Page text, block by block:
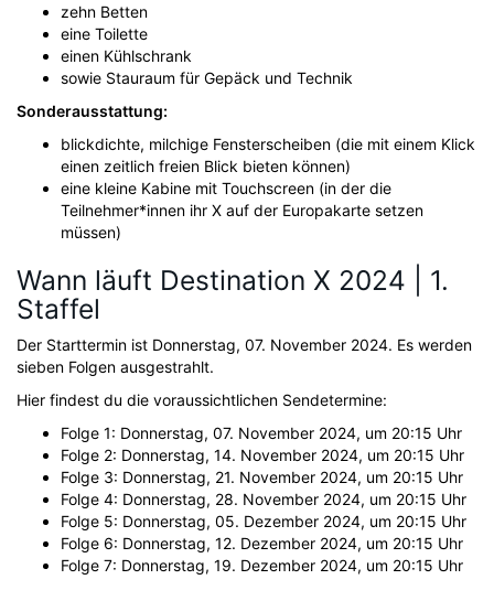
zehn Betten
eine Toilette
einen Kühlschrank
sowie Stauraum für Gepäck und Technik
Sonderausstattung:
blickdichte, milchige Fensterscheiben (die mit einem Klick
einen zeitlich freien Blick bieten können)
eine kleine Kabine mit Touchscreen (in der die
Teilnehmer*innen ihr X auf der Europakarte setzen
müssen)
Wann läuft Destination X 2024 | 1.
Staffel
Der Starttermin ist Donnerstag, 07. November 2024. Es werden
sieben Folgen ausgestrahlt.
Hier findest du die voraussichtlichen Sendetermine:
Folge 1: Donnerstag, 07. November 2024, um 20:15 Uhr
Folge 2: Donnerstag, 14. November 2024, um 20:15 Uhr
Folge 3: Donnerstag, 21. November 2024, um 20:15 Uhr
Folge 4: Donnerstag, 28. November 2024, um 20:15 Uhr
Folge 5: Donnerstag, 05. Dezember 2024, um 20:15 Uhr
Folge 6: Donnerstag, 12. Dezember 2024, um 20:15 Uhr
Folge 7: Donnerstag, 19. Dezember 2024, um 20:15 Uhr